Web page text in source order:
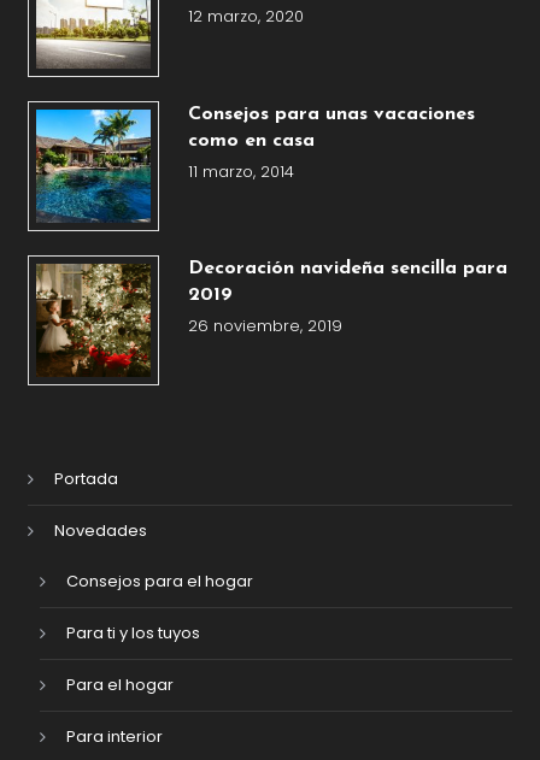
12 marzo, 2020
Consejos para unas vacaciones
como en casa
11 marzo, 2014
Decoración navideña sencilla para
2019
26 noviembre, 2019
Portada
Novedades
Consejos para el hogar
Para ti y los tuyos
Para el hogar
Para interior